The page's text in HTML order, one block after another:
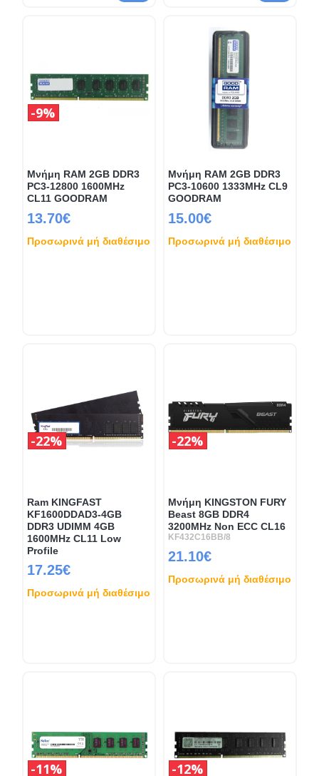
Μνήμη RAM 2GB DDR3
PC3-12800 1600MHz
CL11 GOODRAM
13.70€
9%
Προσωρινά μή διαθέσιμο
Μνήμη RAM 2GB DDR3
PC3-10600 1333MHz CL9
GOODRAM
15.00€
Προσωρινά μή διαθέσιμο
Ram KINGFAST
KF1600DDAD3-4GB
DDR3 UDIMM 4GB
1600MHz CL11 Low
Profile
17.25€
22%
Προσωρινά μή διαθέσιμο
Μνήμη KINGSTON FURY
Beast 8GB DDR4
3200MHz Non ECC CL16
KF432C16BB/8
21.10€
22%
Προσωρινά μή διαθέσιμο
11% 12%